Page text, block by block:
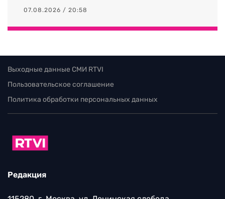
07.08.2026 / 20:58
Выходные данные СМИ RTVI
Пользовательское соглашение
Политика обработки персональных данных
Редакция